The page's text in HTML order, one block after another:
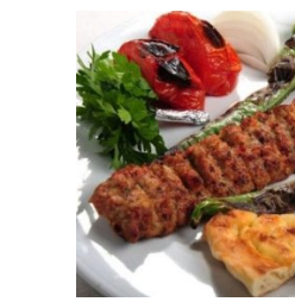
Diyet & Sağlıklı Beslenme
İletişim
Şehirler
Helal Gıda & Dini Hükümler
Gıda Güvenliği & Bilimi
Kalori & Diyet Rehberi